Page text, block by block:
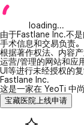
loading...
由于Fastlane Inc.不
手术信息和交易负责。
根据著作权法、内容
运营/管理的网站和应
UI等进行未经授权的复
Fastlane Inc.
这是一家在 YeoTi 中
宝藏医院上线申请